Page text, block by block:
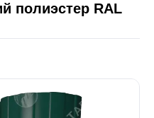
полиэстер RAL